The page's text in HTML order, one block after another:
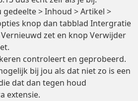
> Inhoud > Artikel >
knop dan tabblad Intergratie
zet en knop Verwijder
controleert en geprobeerd.
bij jou als dat niet zo is een
dat dan tegen houd
extensie.